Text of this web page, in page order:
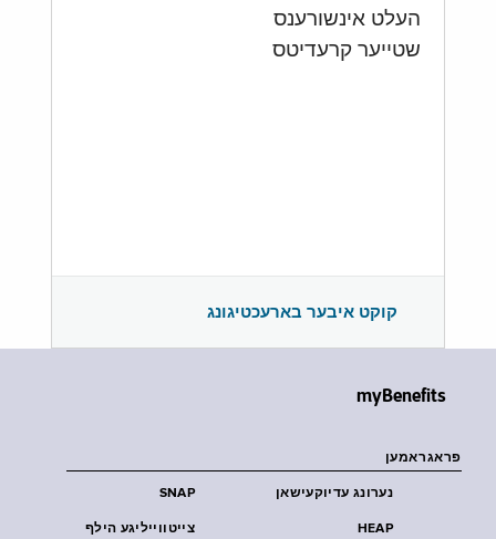
העלט אינשורענס
שטייער קרעדיטס
קוקט איבער בארעכטיגונג
myBenefits
פראגראמען
SNAP נערונג עדיוקעישאן
צייטווייליגע הילף HEAP